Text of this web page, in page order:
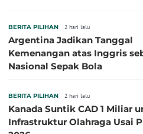
BERITA PILIHAN 2 hari lalu
Argentina Jadikan Tanggal
Kemenangan atas Inggris
Nasional Sepak Bola
BERITA PILIHAN 2 hari lalu
Kanada Suntik CAD 1 Miliar
Infrastruktur Olahraga Usai